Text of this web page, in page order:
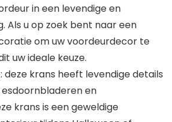
in een levendige en
Als u op zoek bent naar een
om uw voordeurdecor te
uw ideale keuze.
deze krans heeft levendige details
en
krans is een geweldige